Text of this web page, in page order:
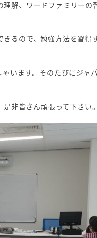
解、ワードファミリーの
るので、勉強方法を習得
います。そのたびにジャ
非皆さん頑張って下さい。